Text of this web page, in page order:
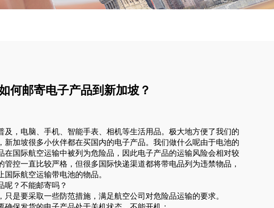
何邮寄电子产品到新加坡？
及，电脑、手机、智能手表、相机等生活用品。极大地方便了我们的
新加坡很多小伙伴都在买国内的电子产品。我们做什么呢由于电池的
在国际航空运输中被列为危险品，因此电子产品的运输风险会相对较
控一直比较严格，但很多国际快递渠道都将带电品列为违禁物品，
际航空运输带电池的物品。
呢？不能邮寄吗？
是要采取一些防范措施，满足航空公司对危险品运输的要求。